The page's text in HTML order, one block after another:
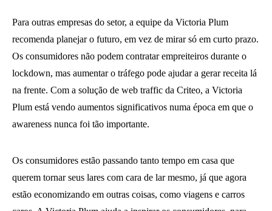
Para outras empresas do setor, a equipe da Victoria Plum
recomenda planejar o futuro, em vez de mirar só em curto prazo.
Os consumidores não podem contratar empreiteiros durante o
lockdown, mas aumentar o tráfego pode ajudar a gerar receita lá
na frente. Com a solução de web traffic da Criteo, a Victoria
Plum está vendo aumentos significativos numa época em que o
awareness nunca foi tão importante.
Os consumidores estão passando tanto tempo em casa que
querem tornar seus lares com cara de lar mesmo, já que agora
estão economizando em outras coisas, como viagens e carros